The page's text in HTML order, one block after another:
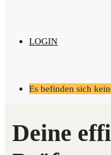
LOGIN
Es befinden sich